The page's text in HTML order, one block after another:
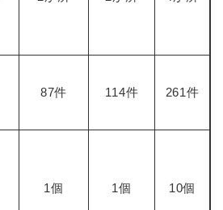
87件 114件 261件
1個 1個 10個